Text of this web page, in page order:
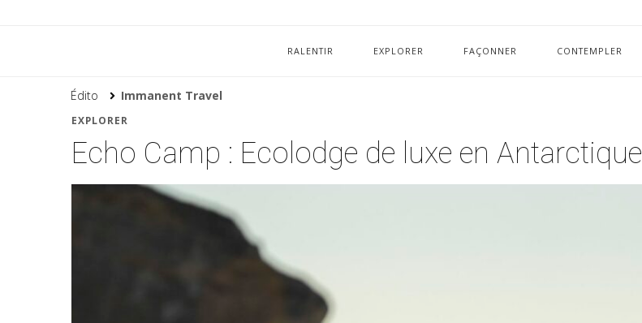
RALENTIR EXPLORER FAÇONNER CONTEMPLER
Édito Immanent Travel
EXPLORER
Echo Camp : Ecolodge de luxe en Antarctique